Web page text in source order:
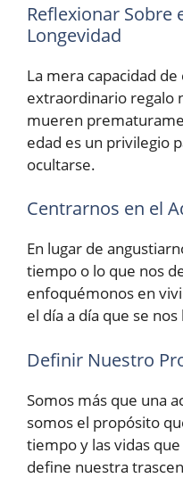
Reflexionar Sobre
Longevidad
La mera capacidad
extraordinario regalo
mueren
edad es un privilegio
ocultarse.
Centrarnos en el
En lugar de
tiempo o lo que nos
enfoquémonos en
el día a día que se nos
Definir Nuestro
Somos más que una
somos el propósito
tiempo y las vidas
define nuestra